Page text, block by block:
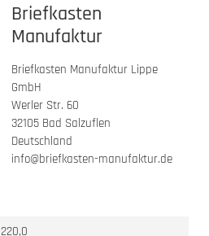
Briefkasten
Manufaktur
Briefkasten Manufaktur Lippe
GmbH
Werler Str. 60
32105 Bad Salzuflen
Deutschland
info@briefkasten-manufaktur.de
220,0